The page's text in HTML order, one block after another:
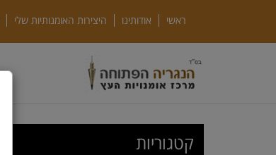
ראשי אודותינו היצירות האומנותיות שלי
קטגוריות